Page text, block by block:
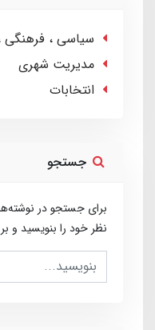
سیاسی ، فرهنگی
مدیریت شهری
انتخابات
جستجو
برای جستجو در
نظر خود را بنویسید و